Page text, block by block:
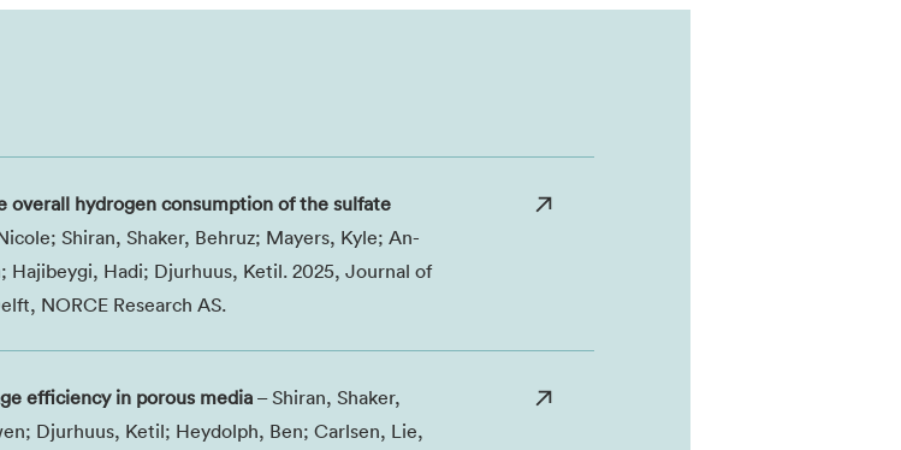
overall hydrogen consumption of the sulfate
Shiran, Shaker, Behruz; Mayers, Kyle; An-
Hadi; Djurhuus, Ketil. 2025, Journal of
NORCE Research AS.
efficiency in porous media – Shiran, Shaker,
Djurhuus, Ketil; Heydolph, Ben; Carlsen, Lie,